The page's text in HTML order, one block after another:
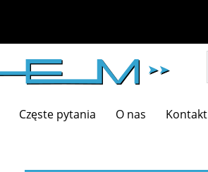
Częste pytania O nas Kontakt